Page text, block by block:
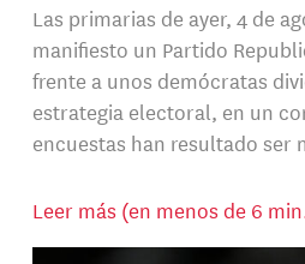
Las primarias de ayer, 4 de
manifiesto un Partido
frente a unos demócratas
estrategia electoral, en un
encuestas han resultado ser
Leer más (en menos de 6